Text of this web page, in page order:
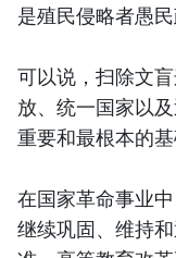
是殖民侵略者愚民
可以说，扫除文
放、统一国家以
重要和最根本的基
在国家革命事业
继续巩固、维持